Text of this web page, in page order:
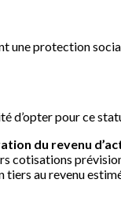
une protection
d’opter pour ce
du revenu
cotisations
au revenu